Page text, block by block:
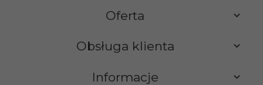
Oferta
Obsługa klienta
Informacje